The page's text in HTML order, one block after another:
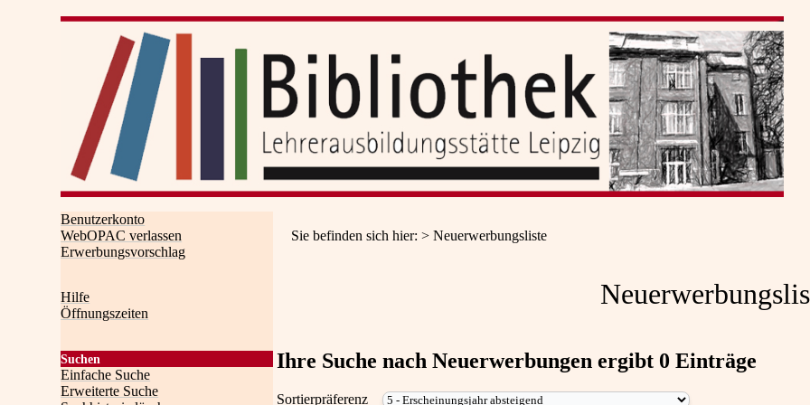
Benutzerkonto
WebOPAC verlassen
Erwerbungsvorschlag
Hilfe
Öffnungszeiten
Suchen
Einfache Suche
Erweiterte Suche
Sie befinden sich hier: Neuerwerbungsliste
Ihre Suche nach Neuerwerbungen ergibt0 Einträge
Sortierpräferenz